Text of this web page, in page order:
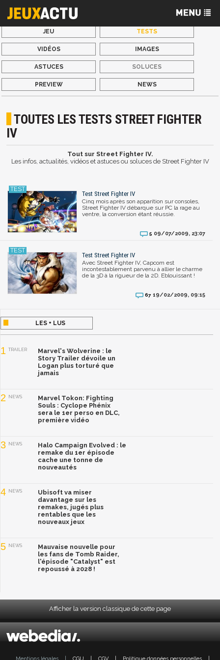
JEU TESTS
VIDÉOS IMAGES
ASTUCES SOLUCES
PREVIEW NEWS
TOUTES LES TESTS STREET FIGHTER
IV
Tout sur Street Fighter IV.
Les infos, actualités, vidéos et astuces ou soluces de Street Fighter IV
Test Street Fighter IV
Cinq mois après son apparition sur consoles,
Street Fighter IV débarque sur PC la rage au
ventre, la conversion étant réussie.
5 09/07/2009, 23:07
Test Street Fighter IV
Avec Street Fighter IV, Capcom est
incontestablement parvenu à allier le charme
de la 3D à la rigueur de la 2D. Eblouissant !
67 19/02/2009, 09:15
LES + LUS
1 TRAILER
Marvel's Wolverine : le
Story Trailer dévoile un
Logan plus torturé que
jamais
2 NEWS
Marvel Tokon: Fighting
Souls : Cyclope Phénix
sera le 1er perso en DLC,
première vidéo
3 NEWS
Halo Campaign Evolved : le
remake du 1er épisode
cache une tonne de
nouveautés
4 NEWS
Ubisoft va miser
davantage sur les
remakes, jugés plus
rentables que les
nouveaux jeux
5 NEWS
Mauvaise nouvelle pour
les fans de Tomb Raider,
l'épisode "Catalyst" est
repoussé à 2028 !
Afficher la version classique de cette page